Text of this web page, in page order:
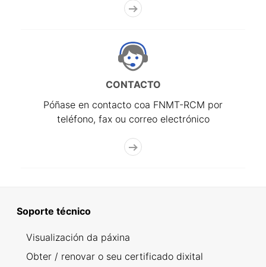
CONTACTO
Póñase en contacto coa FNMT-RCM por
teléfono, fax ou correo electrónico
Soporte técnico
Visualización da páxina
Obter / renovar o seu certificado dixital